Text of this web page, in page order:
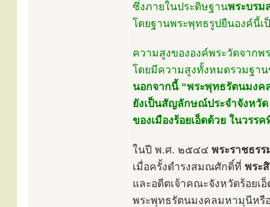
ซึ่งภายในประดิษฐานพระบรม
โดยฐานพระพุทธรูปยืนองค์นี้เ
ความสูงขององค์พระวัดจากพ
โดยมีความสูงทั้งหมดรวมฐา
นอกจากนี้ “พระพุทธรัตนมง
ยังเป็นสัญลักษณ์ประจำจังหวั
ของเมืองร้อยเอ็ดด้วย ในวรร
ในปี พ.ศ. ๒๕๔๔ พระราชธร
เมื่อครั้งดำรงสมณศักดิ์ที่ พระ
และอดีตเจ้าคณะจังหวัดร้อย
พระพุทธรัตนมงคลมหามุนีหรือ